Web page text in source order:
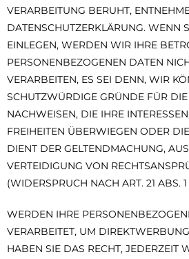
VERARBEITUNG BERUHT,
DATENSCHUTZERKLÄRUNG. WENN
EINLEGEN, WERDEN WIR IHRE
PERSONENBEZOGENEN DATEN
VERARBEITEN, ES SEI DENN, WIR
SCHUTZWÜRDIGE GRÜNDE FÜR
NACHWEISEN, DIE IHRE
FREIHEITEN ÜBERWIEGEN ODER
DIENT DER GELTENDMACHUNG,
VERTEIDIGUNG VON
(WIDERSPRUCH NACH ART. 21 ABS.
WERDEN IHRE
VERARBEITET, UM
HABEN SIE DAS RECHT, JEDERZEIT